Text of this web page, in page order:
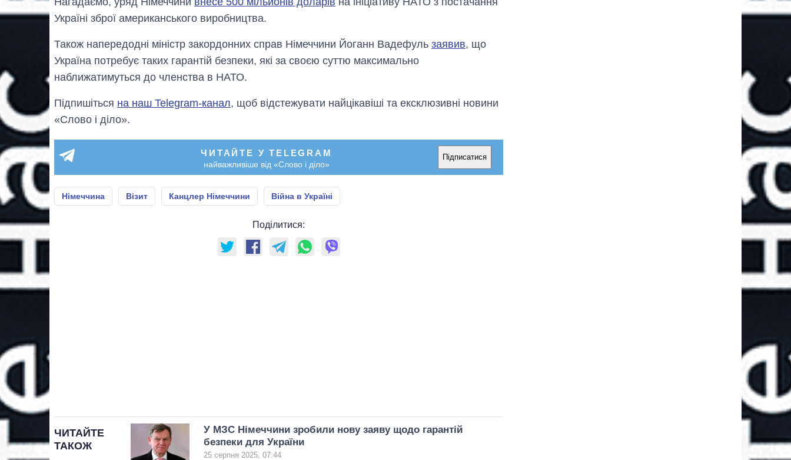
Україні зброї американського виробництва.
Також напередоднi міністр закордонних справ Німеччини Йоганн Вадефуль заявив, що
Україна потребує таких гарантій безпеки, які за своєю суттю максимально
наближатимуться до членства в НАТО.
Підпишіться на наш Telegram-канал, щоб відстежувати найцікавіші та ексклюзивні новини
«Слово і діло».
ЧИТАЙТЕ У TELEGRAM
найважливіше від «Слово і діло»
Підписатися
Німеччина Візит Канцлер Німеччини Війна в Україні
Поділитися:
ЧИТАЙТЕ
ТАКОЖ
У МЗС Німеччини зробили нову заяву щодо гарантій
безпеки для України
25 серпня 2025, 07:44